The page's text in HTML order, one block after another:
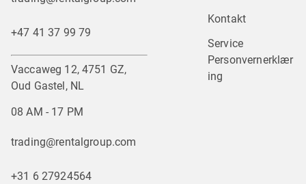
+47 41 37 99 79
Vaccaweg 12, 4751 GZ,
Oud Gastel, NL
08 AM - 17 PM
trading@rentalgroup.com
+31 6 27924564
Kontakt
Service
Personvernerklær
ing